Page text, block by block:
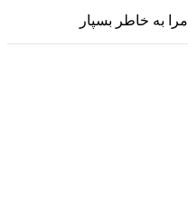
مرا به خاطر بسپار